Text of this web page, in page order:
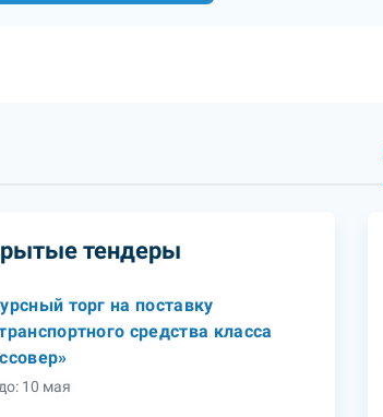
тендеры
торг на поставку
средства класса
10 мая